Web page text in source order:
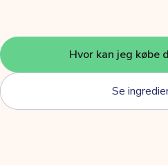
Hvor kan jeg købe
Se